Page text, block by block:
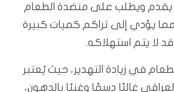
يقدم ويطلب على منضدة الطعام
مما يؤدي إلى تراكم كميات كبيرة
لا يتم استهلاكه.
في زيادة التهدير، حيث يُعتبر
غالبًا دسمًا وغنيًا بالدهون،